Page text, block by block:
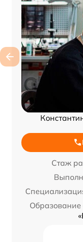
Стаж
Образование